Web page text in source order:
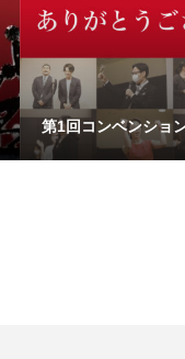
第1回コンベンショ